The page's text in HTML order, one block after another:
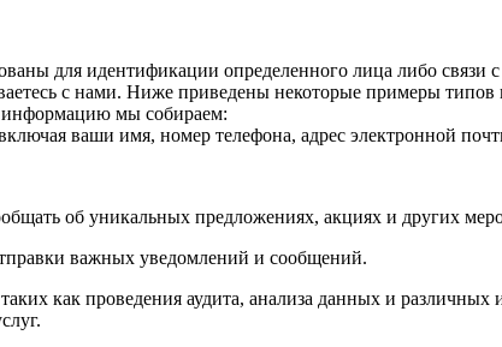
для идентификации определенного лица либо связи
с нами. Ниже приведены некоторые примеры
мы собираем:
ваши имя, номер телефона, адрес электронной
об уникальных предложениях, акциях и других
важных уведомлений и сообщений.
как проведения аудита, анализа данных и различных